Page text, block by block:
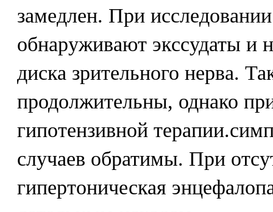
замедлен. При исследовании
обнаруживают экссудаты и
диска зрительного нерва.
продолжительны, однако
гипотензивной
случаев обратимы. При
гипертоническая